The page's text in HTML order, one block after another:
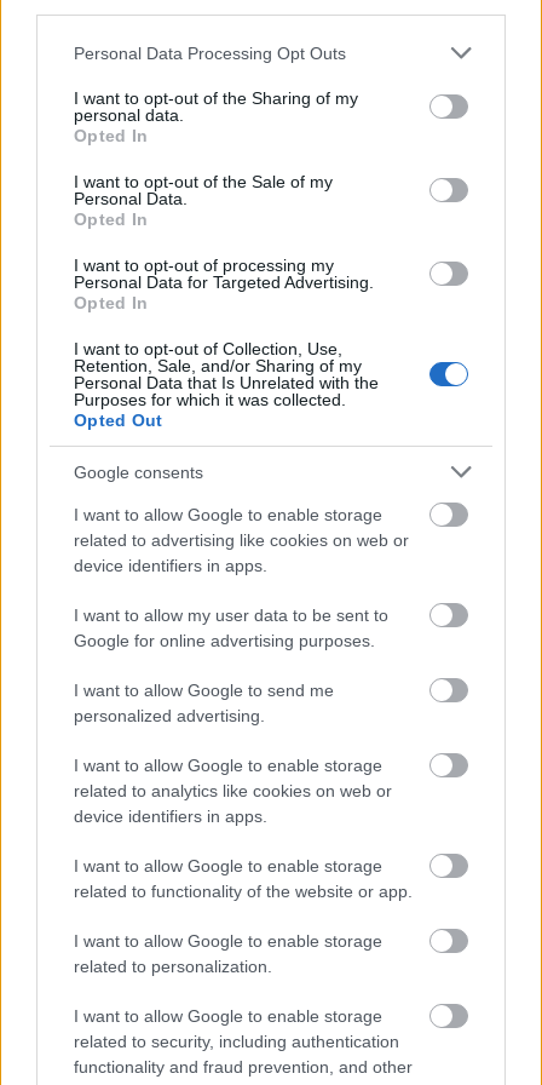
Please note that this website/app uses one or more Google
not limited to your visit or usage behaviour. You may click to
grant or deny consent to Google and its third-party tags to
use your data for below specified purposes in below Google
consent section.
Personal Data Processing Opt Outs
I want to opt-out of the Sharing of my
personal data.
Opted In
I want to opt-out of the Sale of my
Personal Data.
Opted In
I want to opt-out of processing my
Personal Data for Targeted Advertising.
Opted In
I want to opt-out of Collection, Use,
Retention, Sale, and/or Sharing of my
Personal Data that Is Unrelated with the
Purposes for which it was collected.
Opted Out
Google consents
I want to allow Google to enable storage
related to advertising like cookies on web or
device identifiers in apps.
I want to allow my user data to be sent to
Google for online advertising purposes.
I want to allow Google to send me
personalized advertising.
I want to allow Google to enable storage
related to analytics like cookies on web or
device identifiers in apps.
I want to allow Google to enable storage
related to functionality of the website or app.
I want to allow Google to enable storage
related to personalization.
I want to allow Google to enable storage
related to security, including authentication
functionality and fraud prevention, and other
blodsockerhantering
Forskning visar att bockhornsklöver kan hjälpa till
att kontrollera blodsockret, främst för patienter
med typ 2-diabetes. Studier har funnit att tillsats av
fasteblodsockernivåerna.
för lite raffinerat mjöl i bakverk. Detta kan hjälpa
till att förhindra blodsockertoppar efter måltider.
Personer som använde bockhornsklöver förlorade
också kroppsfett, vilket förbättrade sin
blodsockerkontroll.
Bockhornsklöver är ett utmärkt tillskott till kosten
för bättre diabetesbehandling. Det hjälper till att
hålla blodsockernivåerna stabila.
Potentiell aptitkontroll med
bockhornsklöver
hjälpa till att kontrollera aptiten. Detta kan bidra
till viktminskning. Bockhornsklöverns höga
fiberinnehåll kan få dig att känna dig mätt längre.
Denna känsla av mättnad kan leda till att man äter
mindre. För de som försöker gå ner i vikt är detta
Ändå behövs mer forskning för att bekräfta dessa
aptiten kan avslöja mer om dess fördelar med
vikthantering.
Kolesterol och fördelar för